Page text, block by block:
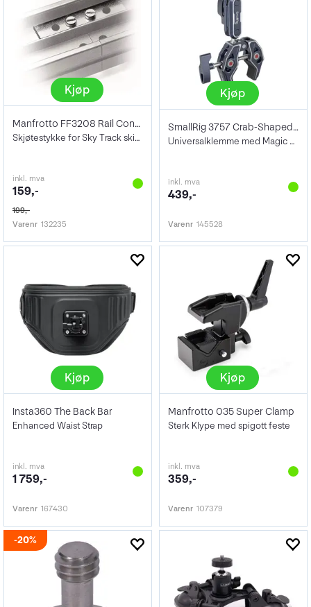
Kjøp
Manfrotto FF3208 Rail Connector
Skjøtestykke for Sky Track skinner
inkl. mva
159,-
199,-
Varenr 132235
Kjøp
SmallRig 3757 Crab-Shaped Clamp + Arm
Universalklemme med Magic Arm
inkl. mva
439,-
Varenr 145528
Kjøp
Insta360 The Back Bar
Enhanced Waist Strap
inkl. mva
1 759,-
Varenr 167430
Kjøp
Manfrotto 035 Super Clamp
Sterk Klype med spigott feste
inkl. mva
359,-
Varenr 107379
20%